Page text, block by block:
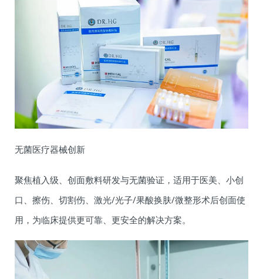
无菌医疗器械创新
聚焦植入级、创面敷料研发与无菌验证，适用于医美、小创
口、擦伤、切割伤、激光/光子/果酸换肤/微整形术后创面使
用，为临床提供更可靠、更安全的解决方案。